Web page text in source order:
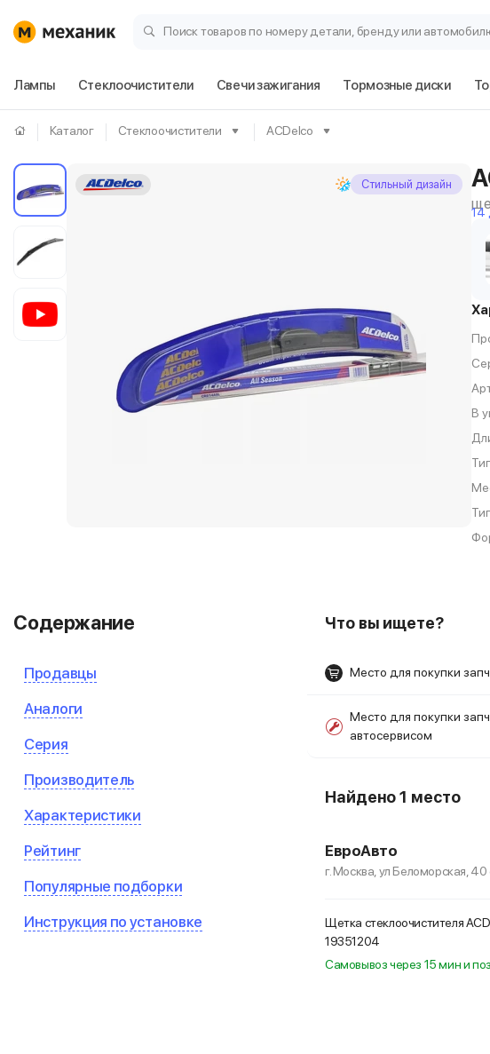
Поиск товаров по номеру детали, бренду или
Лампы Стеклоочистители Свечи зажигания Тормозные диски
Каталог Стеклоочистители ACDelco
Стильный дизайн
14
В
Содержание
Продавцы
Аналоги
Серия
Производитель
Характеристики
Рейтинг
Популярные подборки
Инструкция по установке
Что вы ищете?
Место для покупки
Место для покупки
автосервисом
Найдено1 место
ЕвроАвто
г. Москва, ул Беломорская, 40
Щетка стеклоочистителя
19351204
Самовывоз через 15 мин и